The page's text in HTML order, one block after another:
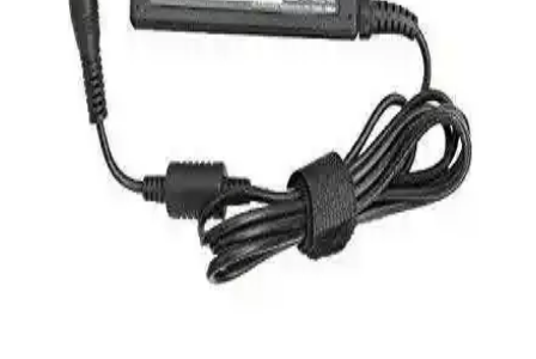
işleri için ideal, taşınabilir ve uygun fiyatlı bir dizüstü bilgisayardır.
Performans ve bağlantı seçenekleriyle öne çıkar.
Frisby FOEM FPS-G30F12 300W ATX Güç
Kaynağı İncelemesi ve Performans Analizi
Frisby FOEM FPS-G30F12 300W ATX güç kaynağı, sessiz çalışma
ve uygun fiyatıyla temel bilgisayar ihtiyaçlarına ideal çözüm sunar,
stabil enerji sağlar ve hafif sistemler için uygundur.
S-Link Cat6 Gri 7 Metre RJ45 LAN Kablosu
Yüksek Performanslı ve Dayanıklı